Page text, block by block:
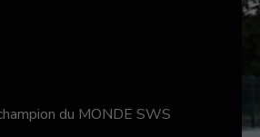
du MONDE SWS